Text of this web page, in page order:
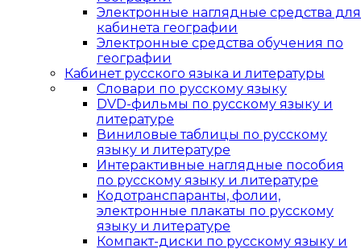
Электронные наглядные средства для
кабинета географии
Электронные средства обучения по
географии
Кабинет русского языка и литературы
Cловари по русскому языку
DVD-фильмы по русскому языку и
литературе
Виниловые таблицы по русскому
языку и литературе
Интерактивные наглядные пособия
по русскому языку и литературе
Кодотранспаранты, фолии,
электронные плакаты по русскому
языку и литературе
Компакт-диски по русскому языку и